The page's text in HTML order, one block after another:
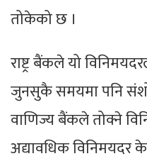
तोकेको छ ।
राष्ट्र बैंकले यो
जुनसुकै समयमा पनि
वाणिज्य बैंकले तोक्ने
अद्यावधिक विनिमयदर